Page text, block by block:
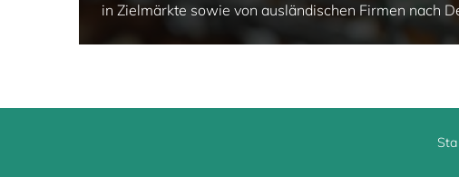
in Zielmärkte sowie von ausländischen Firmen nach